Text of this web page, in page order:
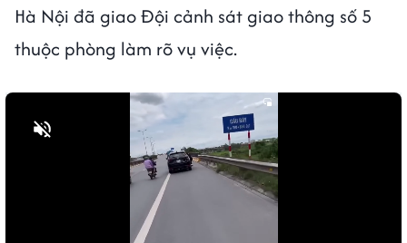
Hà Nội đã giao Đội cảnh sát giao thông số 5
thuộc phòng làm rõ vụ việc.